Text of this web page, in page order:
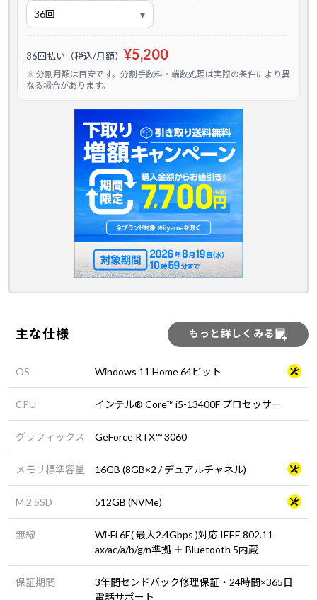
36回払い（税込/月額） ¥5,200
※ 分割月額は目安です。分割手数料・端数処理は実際の条件により異
なる場合があります。
主な仕様 もっと詳しくみる
OS Windows 11 Home 64ビット
CPU インテル® Core™ i5-13400F プロセッサー
グラフィックス GeForce RTX™ 3060
メモリ標準容量 16GB (8GB×2 / デュアルチャネル)
M.2 SSD 512GB (NVMe)
無線
Wi-Fi 6E( 最大2.4Gbps )対応 IEEE 802.11
ax/ac/a/b/g/n準拠 ＋ Bluetooth 5内蔵
保証期間
3年間センドバック修理保証・24時間×365日
電話サポート